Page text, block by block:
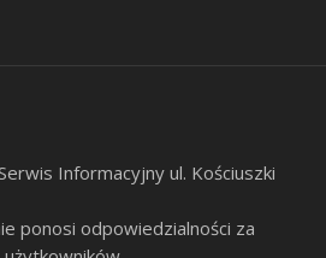
Informacyjny ul. Kościuszki
ponosi odpowiedzialności za